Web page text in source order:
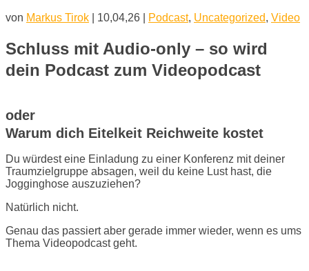
von Markus Tirok 10,04,26 Podcast, Uncategorized, Video
Schluss mit Audio-only – so wird
dein Podcast zum Videopodcast
oder
Warum dich Eitelkeit Reichweite kostet
Du würdest eine Einladung zu einer Konferenz mit deiner
Traumzielgruppe absagen, weil du keine Lust hast, die
Jogginghose auszuziehen?
Natürlich nicht.
Genau das passiert aber gerade immer wieder, wenn es ums
Thema Videopodcast geht.